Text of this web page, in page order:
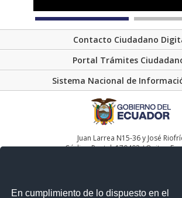
En cumplimiento de lo dispuesto en el
Contacto Ciudadano
Portal Trámites
Sistema Nacional de
Juan Larrea N15-36 y José
Código Postal: 170402 / Quito -